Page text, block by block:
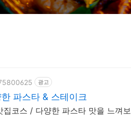
광고
파스타 & 스테이크
코스 / 다양한 파스타 맛을 느껴보